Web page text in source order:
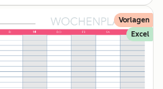
Vorlagen
Excel